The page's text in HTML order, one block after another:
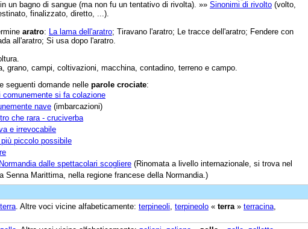
un bagno di sangue (ma non fu un tentativo di rivolta). »» Sinonimi di rivolto (volto,
finalizzato, diretto, ...).
aratro: La lama dell'aratro; Tiravano l'aratro; Le tracce dell'aratro; Fendere con
all'aratro; Si usa dopo l'aratro.
grano, campi, coltivazioni, macchina, contadino, terreno e campo.
seguenti domande nelle parole crociate:
comunemente si fa colazione
nave (imbarcazioni)
che rara - cruciverba
e irrevocabile
piccolo possibile
dalle spettacolari scogliere (Rinomata a livello internazionale, si trova nel
Senna Marittima, nella regione francese della Normandia.)
terra . Altre voci vicine alfabeticamente: terpineoli terpineolo « terra » terracina